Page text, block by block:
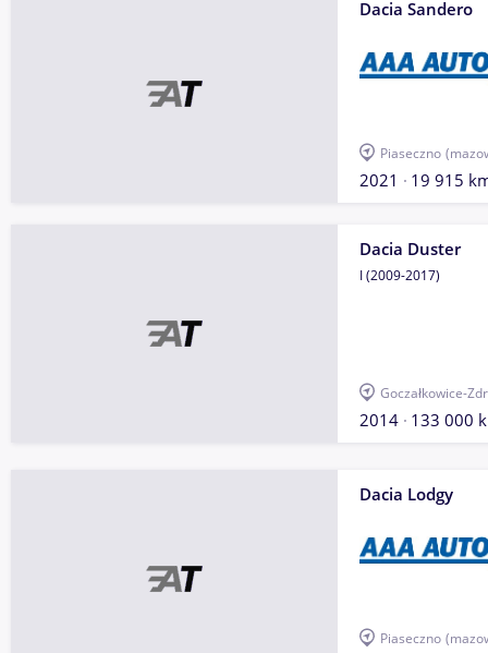
Dacia Sandero
Piaseczno
2021 19 915
Dacia Duster
I (2009-2017)
Goczałkowice-
2014 133 000
Dacia Lodgy
Piaseczno